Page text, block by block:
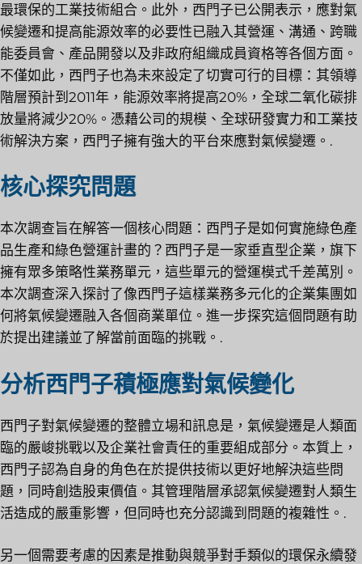
最環保的工業技術組合。此外，西門子已公開表示，應對氣
候變遷和提高能源效率的必要性已融入其營運、溝通、跨職
能委員會、產品開發以及非政府組織成員資格等各個方面。
不僅如此，西門子也為未來設定了切實可行的目標：其領導
階層預計到2011年，能源效率將提高20%，全球二氧化碳排
放量將減少20%。憑藉公司的規模、全球研發實力和工業技
術解決方案，西門子擁有強大的平台來應對氣候變遷。.
核心探究問題
本次調查旨在解答一個核心問題：西門子是如何實施綠色產
品生產和綠色營運計畫的？西門子是一家垂直型企業，旗下
擁有眾多策略性業務單元，這些單元的營運模式千差萬別。
本次調查深入探討了像西門子這樣業務多元化的企業集團如
何將氣候變遷融入各個商業單位。進一步探究這個問題有助
於提出建議並了解當前面臨的挑戰。.
分析西門子積極應對氣候變化
西門子對氣候變遷的整體立場和訊息是，氣候變遷是人類面
臨的嚴峻挑戰以及企業社會責任的重要組成部分。本質上，
西門子認為自身的角色在於提供技術以更好地解決這些問
題，同時創造股東價值。其管理階層承認氣候變遷對人類生
活造成的嚴重影響，但同時也充分認識到問題的複雜性。.
另一個需要考慮的因素是推動與競爭對手類似的環保永續發